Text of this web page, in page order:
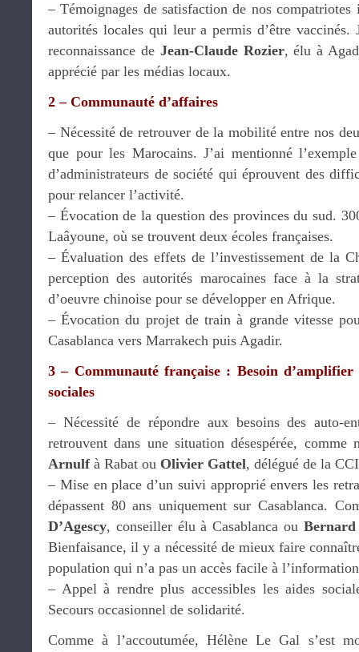
– Témoignages de satisfaction de nos
autorités locales qui leur a permis d’être vaccinés.
reconnaissance de Jean-Claude Rozier, élu à
apprécié par les médias locaux.
2 – Communauté d’affaires
– Nécessité de retrouver de la mobilité entre nos
que pour les Marocains. J’ai mentionné
d’administrateurs de société qui éprouvent des
pour relancer l’activité.
– Évocation de la question des provinces du sud.
Laâyoune, où se trouvent deux écoles françaises.
– Évaluation des effets de l’investissement de la
perception des autorités marocaines face à la
d’oeuvre chinoise pour se développer en Afrique.
– Évocation du projet de train à grande vitesse
Casablanca vers Marrakech puis Agadir.
3 – Communauté française : Besoin d’amplifier
sociales
– Nécessité de répondre aux besoins des auto-
retrouvent dans une situation désespérée,
Arnulfà Rabat ou Olivier Gattel, délégué de la
– Mise en place d’un suivi approprié envers les
dépassent 80 ans uniquement sur Casablanca.
D’Agescy, conseiller élu à Casablanca ou
Bienfaisance, il y a nécessité de mieux faire
population qui n’a pas un accès facile à
– Appel à rendre plus accessibles les aides
Secours occasionnel de solidarité.
Comme à l’accoutumée, Hélène Le Gal s’est